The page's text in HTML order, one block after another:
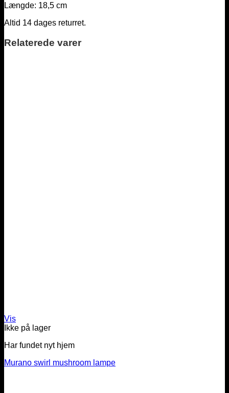
Længde: 18,5 cm
Altid 14 dages returret.
Relaterede varer
Vis
Ikke på lager
Har fundet nyt hjem
Murano swirl mushroom lampe